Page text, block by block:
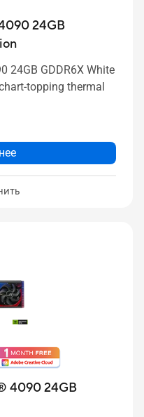
24GB
24GB GDDR6X White
topping thermal
4090 24GB